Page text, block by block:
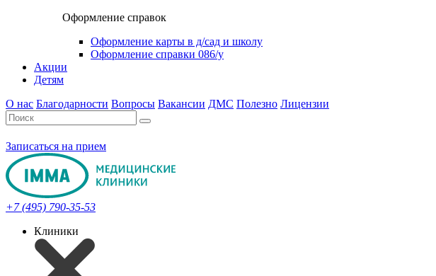
Оформление справок
Оформление карты в д/сад и школу
Оформление справки 086/у
Акции
Детям
О нас Благодарности Вопросы Вакансии ДМС Полезно Лицензии
Записаться на прием
+7 (495) 790-35-53
Клиники